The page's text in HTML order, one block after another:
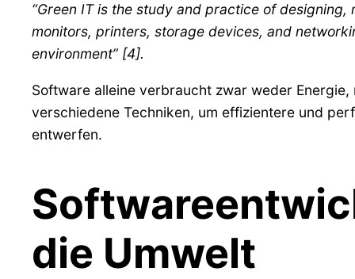
“Green IT is the study and practice of
monitors, printers, storage devices, and
environment” [4].
Software alleine verbraucht zwar weder
verschiedene Techniken, um effizientere und
entwerfen.
die Umwelt